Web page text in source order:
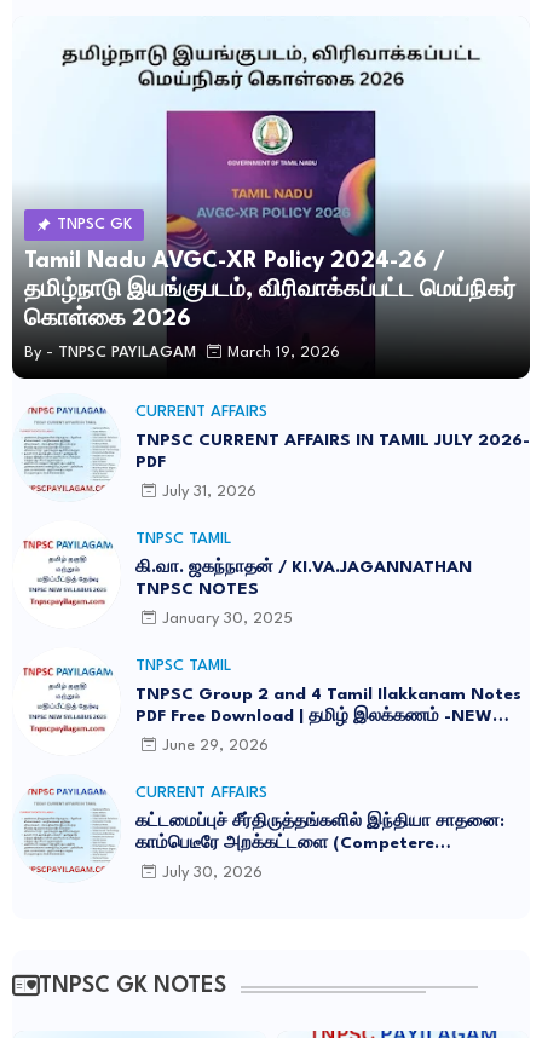
TNPSC GK
Tamil Nadu AVGC-XR Policy 2024-26 /
தமிழ்நாடு இயங்குபடம், விரிவாக்கப்பட்ட மெய்நிகர்
கொள்கை 2026
By - TNPSC PAYILAGAM March 19, 2026
CURRENT AFFAIRS
TNPSC CURRENT AFFAIRS IN TAMIL JULY 2026-
PDF
July 31, 2026
TNPSC TAMIL
கி.வா. ஜகந்நாதன் / KI.VA.JAGANNATHAN
TNPSC NOTES
January 30, 2025
TNPSC TAMIL
TNPSC Group 2 and 4 Tamil Ilakkanam Notes
PDF Free Download | தமிழ் இலக்கணம் -NEW
SYLLABUS UPDATED -2026
June 29, 2026
CURRENT AFFAIRS
கட்டமைப்புச் சீர்திருத்தங்களில் இந்தியா சாதனை:
காம்பெடீரே அறக்கட்டளை (Competere
Foundation) வெளியிட்ட அறிக்கை
July 30, 2026
TNPSC GK NOTES